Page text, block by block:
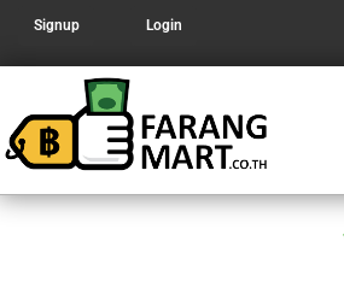
Signup Login